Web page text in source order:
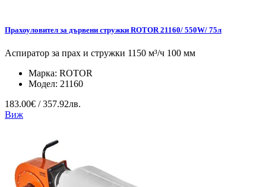
Прахоуловител за дървени стружки ROTOR 21160/ 550W/ 75л
Аспиратор за прах и стружки 1150 м³/ч 100 мм
Марка: ROTOR
Модел: 21160
183.00€ / 357.92лв.
Виж